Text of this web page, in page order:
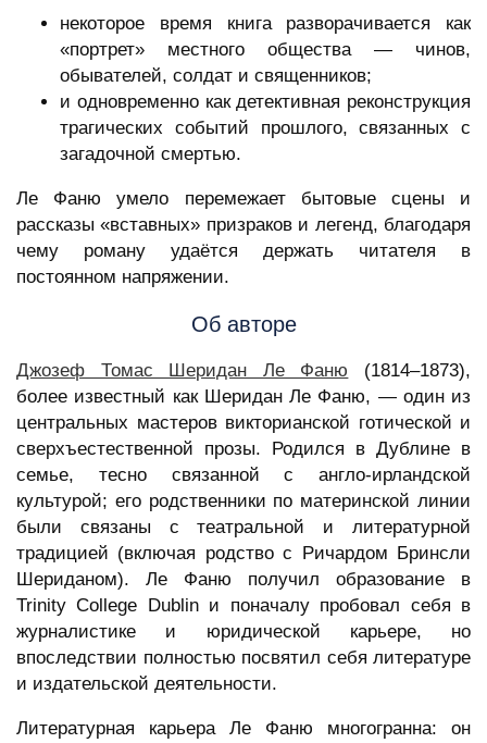
некоторое время книга разворачивается как
«портрет» местного общества — чинов,
обывателей, солдат и священников;
и одновременно как детективная реконструкция
трагических событий прошлого, связанных с
загадочной смертью.
Ле Фаню умело перемежает бытовые сцены и
рассказы «вставных» призраков и легенд, благодаря
чему роману удаётся держать читателя в
постоянном напряжении.
Об авторе
Джозеф Томас Шеридан Ле Фаню (1814–1873),
более известный как Шеридан Ле Фаню, — один из
центральных мастеров викторианской готической и
сверхъестественной прозы. Родился в Дублине в
семье, тесно связанной с англо-ирландской
культурой; его родственники по материнской линии
были связаны с театральной и литературной
традицией (включая родство с Ричардом Бринсли
Шериданом). Ле Фаню получил образование в
Trinity College Dublin и поначалу пробовал себя в
журналистике и юридической карьере, но
впоследствии полностью посвятил себя литературе
и издательской деятельности.
Литературная карьера Ле Фаню многогранна: он